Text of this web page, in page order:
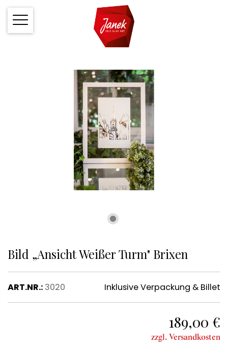
Bild „Ansicht Weißer Turm" Brixen
ART.NR.: 3020 Inklusive Verpackung & Billet
189,00 €
zzgl. Versandkosten